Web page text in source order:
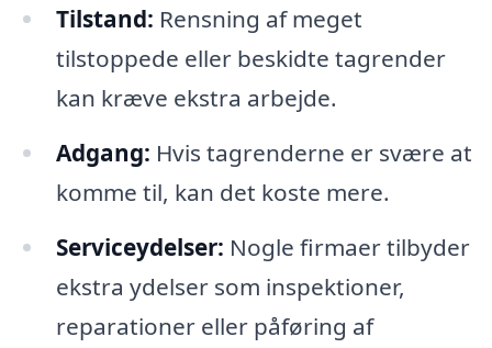
Tilstand: Rensning af meget
tilstoppede eller beskidte tagrender
kan kræve ekstra arbejde.
Adgang: Hvis tagrenderne er svære at
komme til, kan det koste mere.
Serviceydelser: Nogle firmaer tilbyder
ekstra ydelser som inspektioner,
reparationer eller påføring af